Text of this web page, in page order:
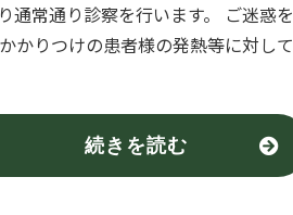
通常通り診察を行います。 ご迷惑を
かりつけの患者様の発熱等に対して
続きを読む